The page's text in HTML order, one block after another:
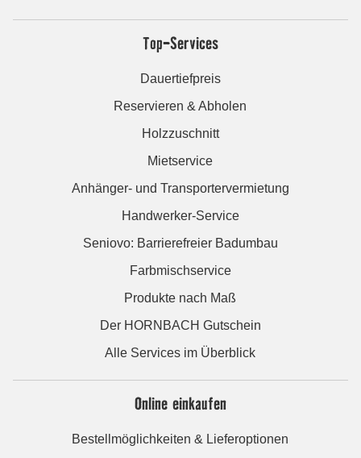
Top-Services
Dauertiefpreis
Reservieren & Abholen
Holzzuschnitt
Mietservice
Anhänger- und Transportervermietung
Handwerker-Service
Seniovo: Barrierefreier Badumbau
Farbmischservice
Produkte nach Maß
Der HORNBACH Gutschein
Alle Services im Überblick
Online einkaufen
Bestellmöglichkeiten & Lieferoptionen